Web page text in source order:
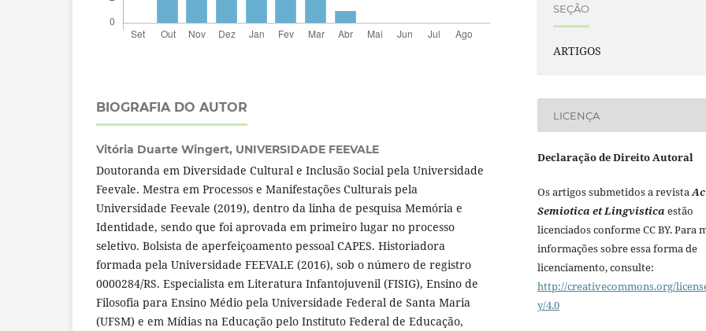
BIOGRAFIA DO AUTOR
Vitória Duarte Wingert, UNIVERSIDADE FEEVALE
Doutoranda em Diversidade Cultural e Inclusão Social pela Universidade
Feevale. Mestra em Processos e Manifestações Culturais pela
Universidade Feevale (2019), dentro da linha de pesquisa Memória e
Identidade, sendo que foi aprovada em primeiro lugar no processo
seletivo. Bolsista de aperfeiçoamento pessoal CAPES. Historiadora
formada pela Universidade FEEVALE (2016), sob o número de registro
0000284/RS. Especialista em Literatura Infantojuvenil (FISIG), Ensino de
Filosofia para Ensino Médio pela Universidade Federal de Santa Maria
(UFSM) e em Mídias na Educação pelo Instituto Federal de Educação,
SEÇÃO
ARTIGOS
LICENÇA
Declaração de Direito Autoral
Os artigos submetidos a revista
Semiotica et Lingvistica estão
licenciados conforme CC BY. Para
informações sobre essa forma de
licenciamento, consulte:
http://creativecommons.org/
y/4.0